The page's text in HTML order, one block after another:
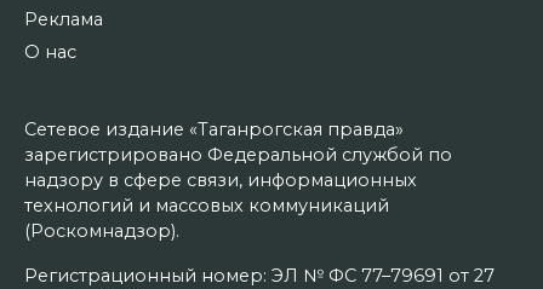
Реклама
О нас
Сетевое издание «Таганрогская правда»
зарегистрировано Федеральной службой по
надзору в сфере связи, информационных
технологий и массовых коммуникаций
(Роскомнадзор).
Регистрационный номер: ЭЛ № ФС 77–79691 от 27